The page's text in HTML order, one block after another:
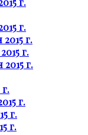
г.
г.
г.
г.
г.
г.
г.